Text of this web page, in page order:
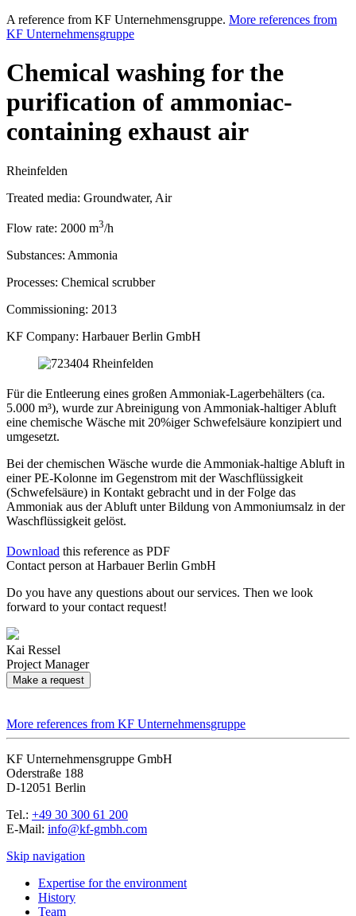
A reference from KF Unternehmensgruppe. More references from
KF Unternehmensgruppe
Chemical washing for the
purification of ammoniac-
containing exhaust air
Rheinfelden
Treated media: Groundwater, Air
Flow rate: 2000 m3/h
Substances: Ammonia
Processes: Chemical scrubber
Commissioning: 2013
KF Company: Harbauer Berlin GmbH
Für die Entleerung eines großen Ammoniak-Lagerbehälters (ca.
5.000 m³), wurde zur Abreinigung von Ammoniak-haltiger Abluft
eine chemische Wäsche mit 20%iger Schwefelsäure konzipiert und
umgesetzt.
Bei der chemischen Wäsche wurde die Ammoniak-haltige Abluft in
einer PE-Kolonne im Gegenstrom mit der Waschflüssigkeit
(Schwefelsäure) in Kontakt gebracht und in der Folge das
Ammoniak aus der Abluft unter Bildung von Ammoniumsalz in der
Waschflüssigkeit gelöst.
Download this reference as PDF
Contact person at Harbauer Berlin GmbH
Do you have any questions about our services. Then we look
forward to your contact request!
Kai Ressel
Project Manager
Make a request
More references from KF Unternehmensgruppe
KF Unternehmensgruppe GmbH
Oderstraße 188
D-12051 Berlin
Tel.: +49 30 300 61 200
E-Mail: info@kf-gmbh.com
Skip navigation
Expertise for the environment
History
Team